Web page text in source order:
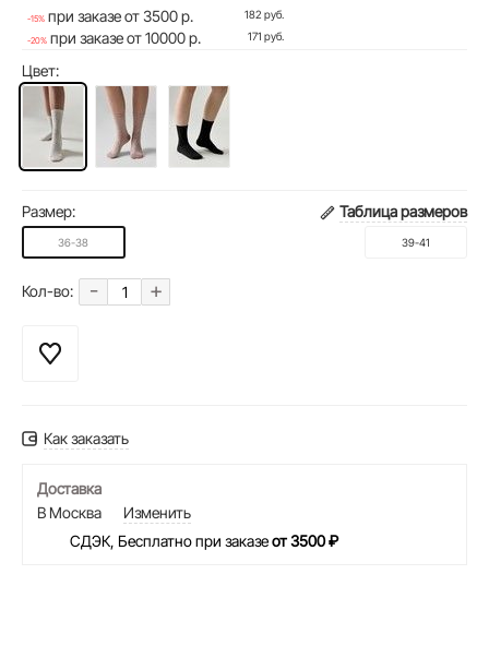
-15% при заказе от 3500 р. 182 руб.
-20% при заказе от 10000 р. 171 руб.
Цвет:
Размер: Таблица размеров
36-38 39-41
Кол-во: - +
Как заказать
Доставка
В Москва
Изменить
СДЭК, Бесплатно при заказеот 3500 ₽